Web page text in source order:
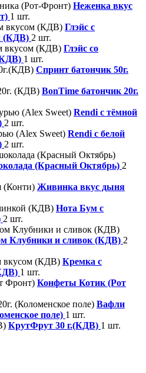
Неженка вкус
1 шт.
Глэйс с
(КДВ) 2 шт.
Глэйс со
1 шт.
Спринт батончик 50г.
BonTime батончик 20г.
Rendi с тёмной
2 шт.
Rendi с белой
2 шт.
(Красный Октябрь) 2
Живинка вкус дыня
Нота Бум с
2 шт.
Клубники и сливок (КДВ) 2
Кремка с
1 шт.
Конфеты Котик (Рот
Вафли
поле) 1 шт.
КрутФрут 30 г.(КДВ) 1 шт.